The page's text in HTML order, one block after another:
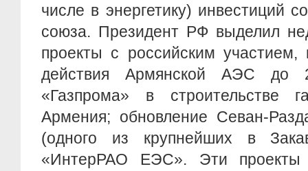
числе в энергетику) инвестиций
союза. Президент РФ выделил
проекты с российским участием,
действия Армянской АЭС до
«Газпрома» в строительстве
Армения; обновление Севан-
(одного из крупнейших в
«ИнтерРАО ЕЭС». Эти проекты